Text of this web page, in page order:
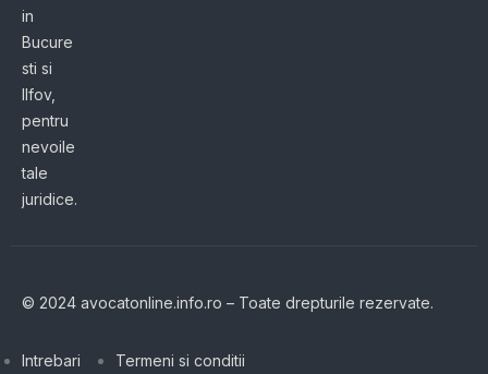
in
Bucure
sti si
Ilfov,
pentru
nevoile
tale
juridice.
© 2024 avocatonline.info.ro – Toate drepturile rezervate.
Intrebari Termeni si conditii